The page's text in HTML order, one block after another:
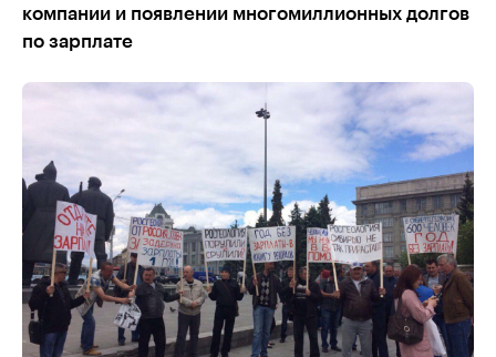
компании и появлении многомиллионных долгов
по зарплате